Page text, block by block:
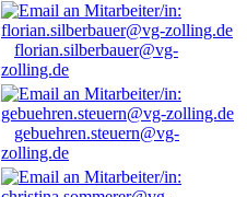
florian.silberbauer@vg-
zolling.de
gebuehren.steuern@vg-
zolling.de